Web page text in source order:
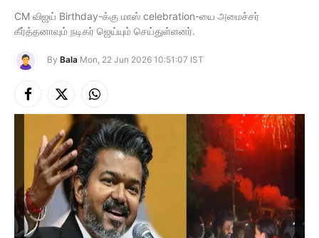
CM விஜய் Birthday-க்கு மாஸ் celebration-யை அமைச்சர்
கீர்த்தனாவும் நடிகர் ஜெய்யும் செய்துள்ளனர்.
By Bala Mon, 22 Jun 2026 10:51:07 IST
Facebook
X
(Twitter)
Instagram